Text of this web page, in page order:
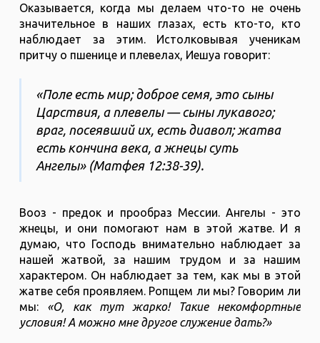
Оказывается, когда мы делаем что-то не очень
значительное в наших глазах, есть кто-то, кто
наблюдает за этим. Истолковывая ученикам
притчу о пшенице и плевелах, Иешуа говорит:
«Поле есть мир; доброе семя, это сыны
Царствия, а плевелы — сыны лукавого;
враг, посеявший их, есть диавол; жатва
есть кончина века, а жнецы суть
Ангелы» (Матфея 12:38-39).
Вооз - предок и прообраз Мессии. Ангелы - это
жнецы, и они помогают нам в этой жатве. И я
думаю, что Господь внимательно наблюдает за
нашей жатвой, за нашим трудом и за нашим
характером. Он наблюдает за тем, как мы в этой
жатве себя проявляем. Ропщем ли мы? Говорим ли
мы: «О, как тут жарко! Такие некомфортные
условия! А можно мне другое служение дать?»